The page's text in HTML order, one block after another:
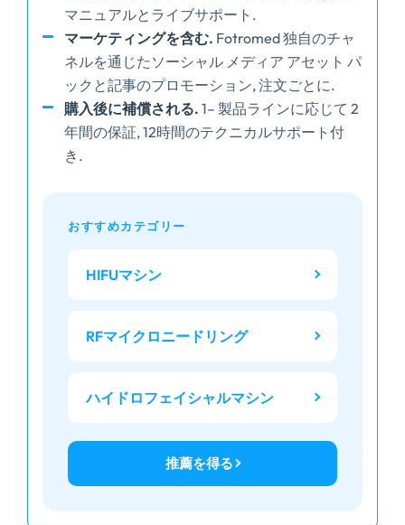
マニュアルとライブサポート.
マーケティングを含む. Fotromed 独自のチャ
ネルを通じたソーシャル メディア アセット パ
ックと記事のプロモーション, 注文ごとに.
購入後に補償される. 1– 製品ラインに応じて 2
年間の保証, 12時間のテクニカルサポート付
き.
おすすめカテゴリー
HIFUマシン
RFマイクロニードリング
ハイドロフェイシャルマシン
推薦を得る